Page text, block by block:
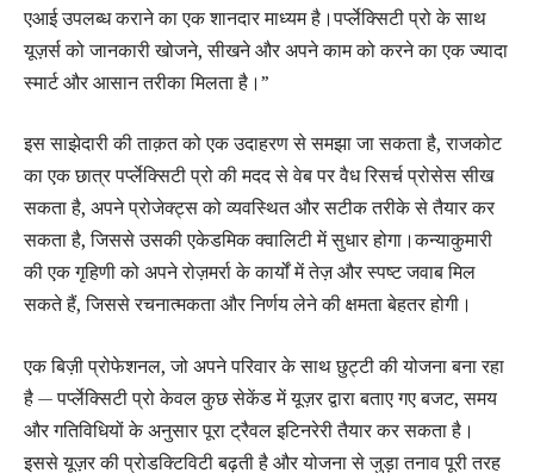
एआई उपलब्ध कराने का एक शानदार माध्यम है।पर्प्लेक्सिटी प्रो के साथ
यूज़र्स को जानकारी खोजने, सीखने और अपने काम को करने का एक ज्यादा
स्मार्ट और आसान तरीका मिलता है।”
इस साझेदारी की ताक़त को एक उदाहरण से समझा जा सकता है, राजकोट
का एक छात्र पर्प्लेक्सिटी प्रो की मदद से वेब पर वैध रिसर्च प्रोसेस सीख
सकता है, अपने प्रोजेक्ट्स को व्यवस्थित और सटीक तरीके से तैयार कर
सकता है, जिससे उसकी एकेडमिक क्वालिटी में सुधार होगा।कन्याकुमारी
की एक गृहिणी को अपने रोज़मर्रा के कार्यों में तेज़ और स्पष्ट जवाब मिल
सकते हैं, जिससे रचनात्मकता और निर्णय लेने की क्षमता बेहतर होगी।
एक बिज़ी प्रोफेशनल, जो अपने परिवार के साथ छुट्टी की योजना बना रहा
है — पर्प्लेक्सिटी प्रो केवल कुछ सेकेंड में यूज़र द्वारा बताए गए बजट, समय
और गतिविधियों के अनुसार पूरा ट्रैवल इटिनरेरी तैयार कर सकता है।
इससे यूज़र की प्रोडक्टिविटी बढ़ती है और योजना से जुड़ा तनाव पूरी तरह